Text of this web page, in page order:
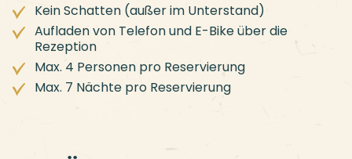
Kein Schatten (außer im Unterstand)
Aufladen von Telefon und E-Bike über die
Rezeption
Max. 4 Personen pro Reservierung
Max. 7 Nächte pro Reservierung